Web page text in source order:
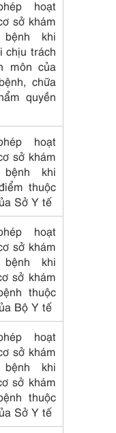
hoạt
sở khám
khi
chịu trách
môn của
chữa
quyền
hoạt
sở khám
khi
thuộc
Sở Y tế
hoạt
sở khám
khi
sở khám
thuộc
Bộ Y tế
hoạt
sở khám
khi
sở khám
thuộc
Sở Y tế